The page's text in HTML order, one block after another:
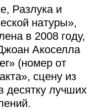
Разлука и
натуры»,
в 2008 году,
Акоселла
(номер от
сцену из
десятку лучших